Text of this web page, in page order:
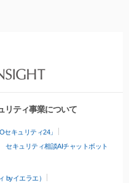
リティ事業について
キュリティ24」
セキュリティ相談AIチャットボット
byイエラエ）